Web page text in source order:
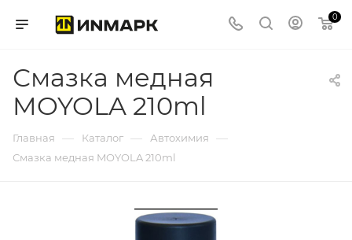
0
Смазка медная
MOYOLA 210ml
Главная — Каталог — Автохимия —
Смазка медная MOYOLA 210ml